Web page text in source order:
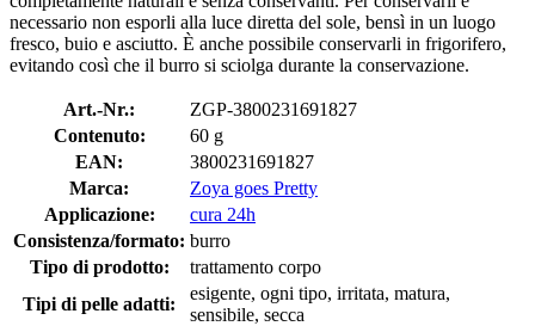
necessario non esporli alla luce diretta del sole, bensì in un luogo
fresco, buio e asciutto. È anche possibile conservarli in frigorifero,
evitando così che il burro si sciolga durante la conservazione.
Art.-Nr.:
ZGP-3800231691827
Contenuto:
60 g
EAN:
3800231691827
Marca:
Zoya goes Pretty
Applicazione:
cura 24h
Consistenza/formato: burro
Tipo di prodotto:
trattamento corpo
Tipi di pelle adatti:
esigente, ogni tipo, irritata, matura,
sensibile, secca